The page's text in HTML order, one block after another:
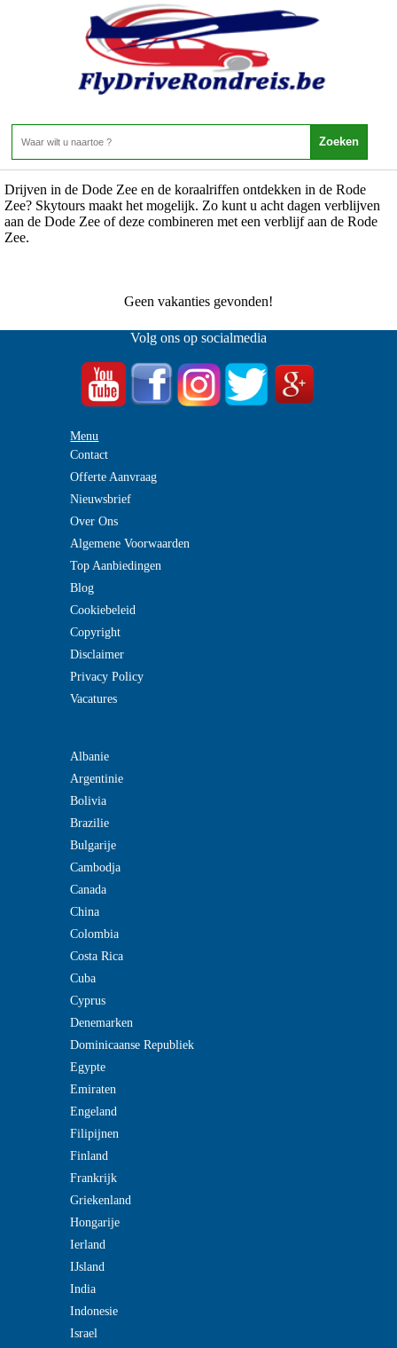
Jordanie - Rondreizen Jordanie - Hotels
Home>
Hotels
0 Aanbiedingen
Drijven in de Dode Zee en de koraalriffen ontdekken in de Rode
Zee? Skytours maakt het mogelijk. Zo kunt u acht dagen verblijven
aan de Dode Zee of deze combineren met een verblijf aan de Rode
Zee.
Geen vakanties gevonden!
Volg ons op socialmedia
Menu
Contact
Offerte Aanvraag
Nieuwsbrief
Over Ons
Algemene Voorwaarden
Top Aanbiedingen
Blog
Cookiebeleid
Copyright
Disclaimer
Privacy Policy
Vacatures
Albanie
Argentinie
Bolivia
Brazilie
Bulgarije
Cambodja
Canada
China
Colombia
Costa Rica
Cuba
Cyprus
Denemarken
Dominicaanse Republiek
Egypte
Emiraten
Engeland
Filipijnen
Finland
Frankrijk
Griekenland
Hongarije
Ierland
IJsland
India
Indonesie
Israel